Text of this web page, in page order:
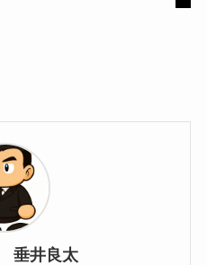
垂井良太